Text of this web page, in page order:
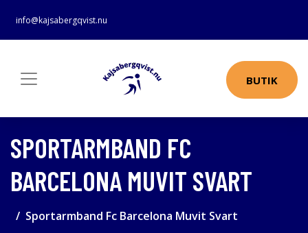
info@kajsabergqvist.nu
BUTIK
SPORTARMBAND FC
BARCELONA MUVIT SVART
Sportarmband Fc Barcelona Muvit Svart